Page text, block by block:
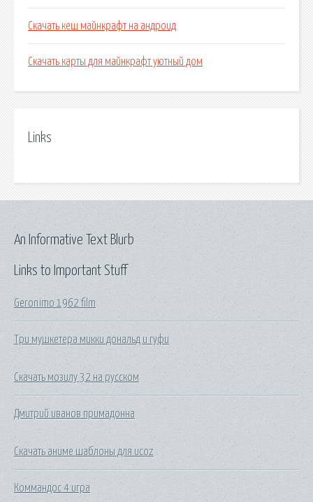
Скачать кеш майнкрафт на андроид
Скачать карты для майнкрафт уютный дом
Links
Links to Important Stuff
Geronimo 1962 film
Три мушкетера микки дональд и гуфи
Скачать мозилу 32 на русском
Дмитрий иванов примадонна
Скачать аниме шаблоны для ucoz
Коммандос 4 игра
An Informative Text Blurb